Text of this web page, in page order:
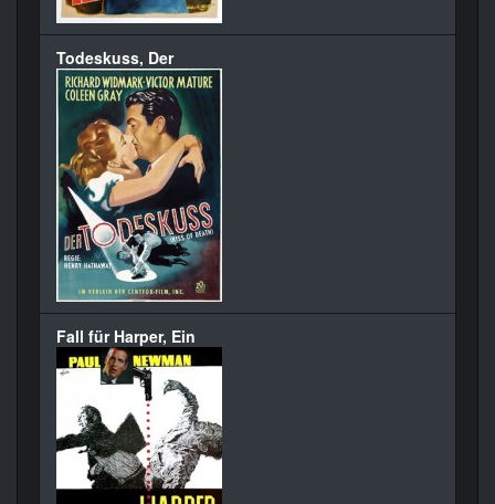
Todeskuss, Der
Fall für Harper, Ein